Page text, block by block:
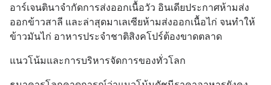
อาร์เจนตินาจำกัดการส่งออกเนื้อวัว อินเดียประกาศห้ามส่ง
ออกข้าวสาลี และล่าสุดมาเลเซียห้ามส่งออกเนื้อไก่ จนทำให้
ข้าวมันไก่ อาหารประจำชาติสิงคโปร์ต้องขาดตลาด
แนวโน้มและการบริหารจัดการของทั่วโลก